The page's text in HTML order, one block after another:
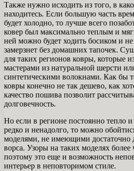
Также нужно исходить из того, в
находитесь. Если большую часть
будет холодно, то лучше всего
ковер был максимально теплым и
ней можно будет ходить босиком и
замерзнет без домашних тапочек.
для таких регионов ковры, которые
мастерами из натуральной шерсти
синтетическими волокнами. Как бы
ковры конечно не так дешево, как
качество пошива позволит
долговечность.
Но если в регионе постоянно тепло
редко и ненадолго, то можно
моделями, не имеющими достаточно
ворса. Узоры на таких моделях
поэтому это еще и возможность
интерьер в неповторимом стиле.